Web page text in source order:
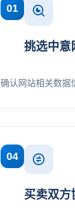
01
挑选中意
确认网站相关数据
04
买卖双方